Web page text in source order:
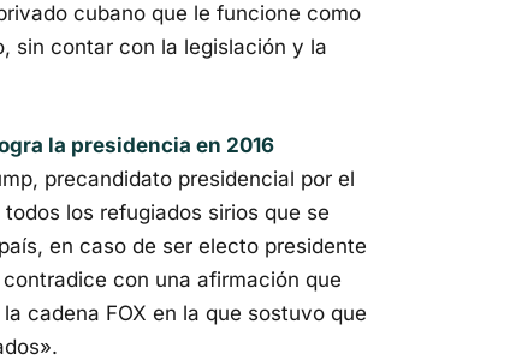
cubano que le funcione como
sin contar con la legislación y la
la presidencia en 2016
precandidato presidencial por el
los refugiados sirios que se
en caso de ser electo presidente
con una afirmación que
cadena FOX en la que sostuvo que